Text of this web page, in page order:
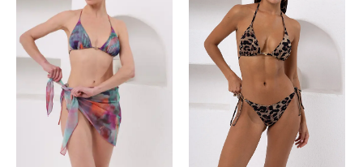
SEPETE EKLE ÜRÜNÜ İNCELE